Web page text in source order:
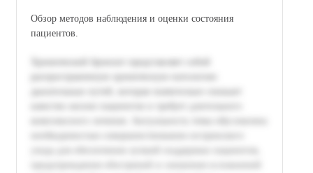
Обзор методов наблюдения и оценки состояния
пациентов.